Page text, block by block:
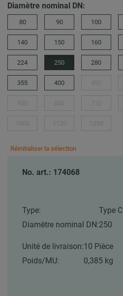
Diamètre nominal DN:
80 90 100
140 150 160
224 250 280
355 400
Réinitialiser la sélection
No. art.: 174068
Type:
Type C
Diamètre nominal DN:250
Unité de livraison:10 Pièce
Poids/MU:
0,385 kg